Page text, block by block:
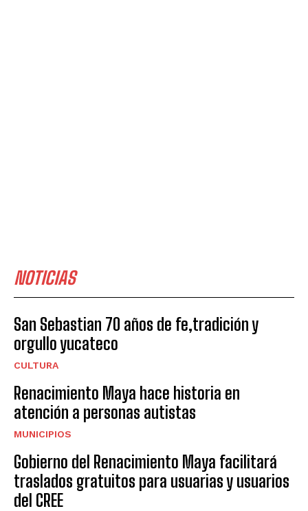
NOTICIAS
San Sebastian 70 años de fe,tradición y
orgullo yucateco
CULTURA
Renacimiento Maya hace historia en
atención a personas autistas
MUNICIPIOS
Gobierno del Renacimiento Maya facilitará
traslados gratuitos para usuarias y usuarios
del CREE